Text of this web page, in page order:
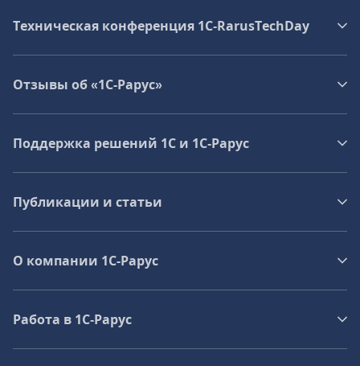
Техническая конференция 1C‑RarusTechDay
Отзывы об «1С-Рарус»
Поддержка решений 1С и 1С‑Рарус
Публикации и статьи
О компании 1C-Рарус
Работа в 1С‑Рарус